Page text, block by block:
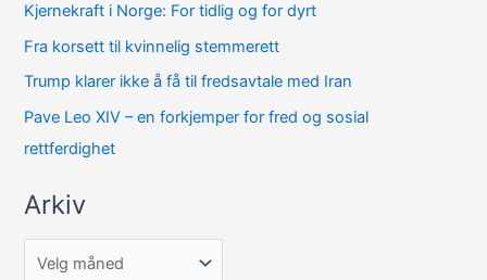
Kjernekraft i Norge: For tidlig og for dyrt
Fra korsett til kvinnelig stemmerett
Trump klarer ikke å få til fredsavtale med Iran
Pave Leo XIV – en forkjemper for fred og sosial
rettferdighet
Arkiv
i
v